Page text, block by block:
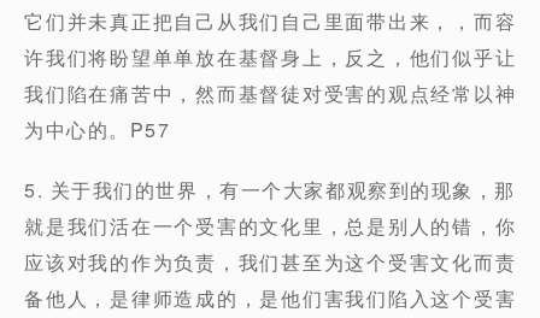
它们并未真正把自己从我们自己里面带出来，，而容
许我们将盼望单单放在基督身上，反之，他们似乎让
我们陷在痛苦中，然而基督徒对受害的观点经常以神
为中心的。P57
5. 关于我们的世界，有一个大家都观察到的现象，那
就是我们活在一个受害的文化里，总是别人的错，你
应该对我的作为负责，我们甚至为这个受害文化而责
备他人，是律师造成的，是他们害我们陷入这个受害